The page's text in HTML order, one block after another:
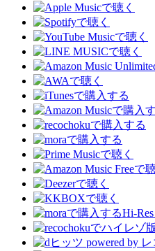
Hi-Res